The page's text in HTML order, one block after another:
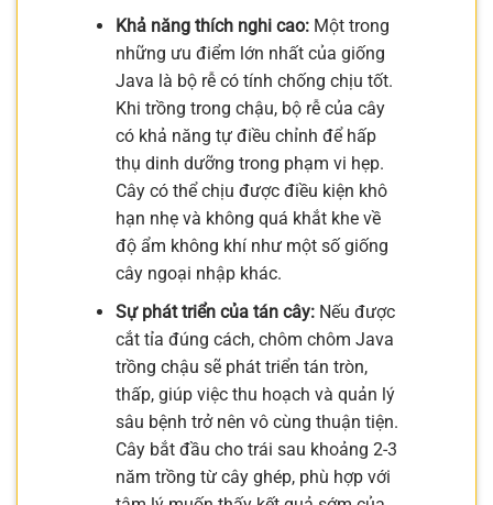
Khả năng thích nghi cao:Một trong
những ưu điểm lớn nhất của giống
Java là bộ rễ có tính chống chịu tốt.
Khi trồng trong chậu, bộ rễ của cây
có khả năng tự điều chỉnh để hấp
thụ dinh dưỡng trong phạm vi hẹp.
Cây có thể chịu được điều kiện khô
hạn nhẹ và không quá khắt khe về
độ ẩm không khí như một số giống
cây ngoại nhập khác.
Sự phát triển của tán cây:Nếu được
cắt tỉa đúng cách, chôm chôm Java
trồng chậu sẽ phát triển tán tròn,
thấp, giúp việc thu hoạch và quản lý
sâu bệnh trở nên vô cùng thuận tiện.
Cây bắt đầu cho trái sau khoảng 2-3
năm trồng từ cây ghép, phù hợp với